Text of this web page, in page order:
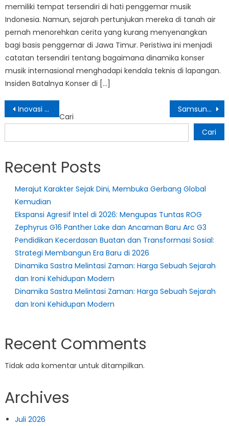
memiliki tempat tersendiri di hati penggemar musik
Indonesia. Namun, sejarah pertunjukan mereka di tanah air
pernah menorehkan cerita yang kurang menyenangkan
bagi basis penggemar di Jawa Timur. Peristiwa ini menjadi
catatan tersendiri tentang bagaimana dinamika konser
musik internasional menghadapi kendala teknis di lapangan.
Insiden Batalnya Konser di […]
Navigasi
pos
Inovasi Penyimpanan Data: Peluncuran SSD Enterprise SSSTC dan Pemahaman Mendasar Storage Device Samsung Galaxy A15 4G Rajai Pasar Android, Namun Konflik Internal Bayangi Produksi Flagship Masa Depan
Cari
Cari
Recent Posts
Merajut Karakter Sejak Dini, Membuka Gerbang Global
Kemudian
Ekspansi Agresif Intel di 2026: Mengupas Tuntas ROG
Zephyrus G16 Panther Lake dan Ancaman Baru Arc G3
Pendidikan Kecerdasan Buatan dan Transformasi Sosial:
Strategi Membangun Era Baru di 2026
Dinamika Sastra Melintasi Zaman: Harga Sebuah Sejarah
dan Ironi Kehidupan Modern
Dinamika Sastra Melintasi Zaman: Harga Sebuah Sejarah
dan Ironi Kehidupan Modern
Recent Comments
Tidak ada komentar untuk ditampilkan.
Archives
Juli 2026